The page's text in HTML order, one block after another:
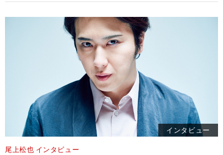
インタビュー
尾上松也 インタビュー